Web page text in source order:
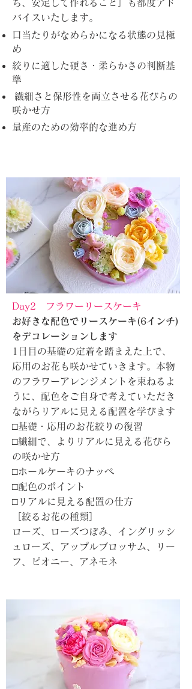
ち、安定して作れること」も都度アド
バイスいたします。
口当たりがなめらかになる状態の見極
め
絞りに適した硬さ・柔らかさの判断基
準
繊細さと保形性を両立させる花びらの
咲かせ方
量産のための効率的な進め方
Day2 フラワーリースケーキ
お好きな配色でリースケーキ(6インチ)
をデコレーションします
1日目の基礎の定着を踏まえた上で、
応用のお花も咲かせていきます。本物
のフラワーアレンジメントを束ねるよ
うに、配色をご自身で考えていただき
ながらリアルに見える配置を学びます
□基礎・応用のお花絞りの復習
□繊細で、よりリアルに見える花びら
の咲かせ方
□ホールケーキのナッペ
□配色のポイント
□リアルに見える配置の仕方
［絞るお花の種類］
ローズ、ローズつぼみ、イングリッシ
ュローズ、アップルブロッサム、リー
フ、ピオニー、アネモネ